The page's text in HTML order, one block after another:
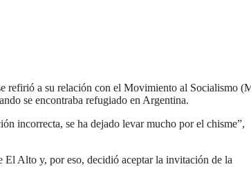
refirió a su relación con el Movimiento al Socialismo
se encontraba refugiado en Argentina.
incorrecta, se ha dejado levar mucho por el chisme”,
Alto y, por eso, decidió aceptar la invitación de la